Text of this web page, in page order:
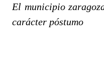
El municipio
carácter póstumo